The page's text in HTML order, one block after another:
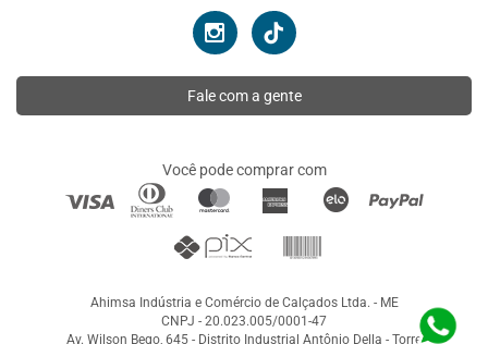
Fale com a gente
Você pode comprar com
Ahimsa Indústria e Comércio de Calçados Ltda. - ME
CNPJ - 20.023.005/0001-47
Av. Wilson Bego, 645 - Distrito Industrial Antônio Della - Torre